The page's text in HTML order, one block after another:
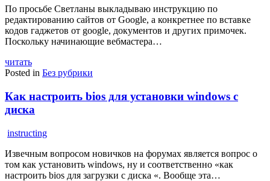
По просьбе Светланы выкладываю инструкцию по
редактированию сайтов от Google, а конкретнее по вставке
кодов гаджетов от google, документов и других примочек.
Поскольку начинающие вебмастера…
читать
Posted in Без рубрики
Как настроить bios для установки windows с
диска
instructing
Извечным вопросом новичков на форумах является вопрос о
том как установить windows, ну и соответственно «как
настроить bios для загрузки с диска «. Вообще эта…